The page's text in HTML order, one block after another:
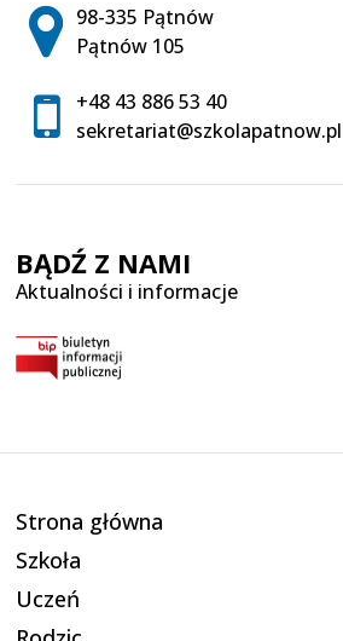
Adres pocztowy:
98-335 Pątnów
Pątnów 105
+48 43 886 53 40
sekretariat@szkolapatnow.pl
BĄDŹ Z NAMI
Aktualności i informacje
Strona główna
Szkoła
Uczeń